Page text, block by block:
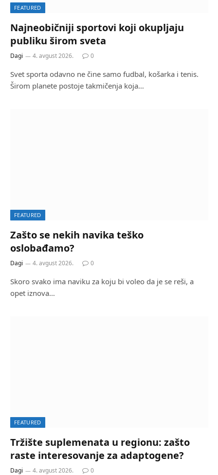
FEATURED
Najneobičniji sportovi koji okupljaju
publiku širom sveta
Dagi 4. avgust 2026. 0
Svet sporta odavno ne čine samo fudbal, košarka i tenis.
Širom planete postoje takmičenja koja…
FEATURED
Zašto se nekih navika teško
oslobađamo?
Dagi 4. avgust 2026. 0
Skoro svako ima naviku za koju bi voleo da je se reši, a
opet iznova…
FEATURED
Tržište suplemenata u regionu: zašto
raste interesovanje za adaptogene?
Dagi 4. avgust 2026. 0